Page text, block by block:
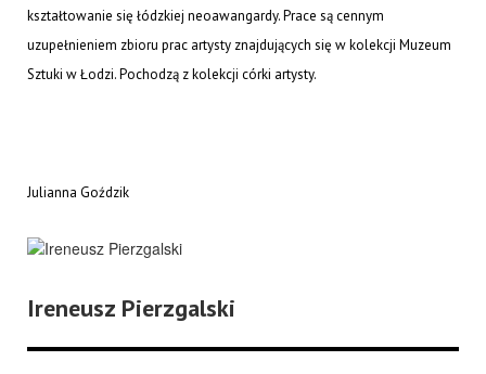
kształtowanie się łódzkiej neoawangardy. Prace są cennym
uzupełnieniem zbioru prac artysty znajdujących się w kolekcji Muzeum
Sztuki w Łodzi. Pochodzą z kolekcji córki artysty.
Julianna Goździk
Ireneusz Pierzgalski